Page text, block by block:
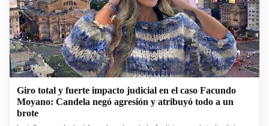
Giro total y fuerte impacto judicial en el caso Facundo
Moyano: Candela negó agresión y atribuyó todo a un
brote